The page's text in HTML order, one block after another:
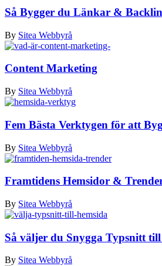
Så Bygger du Länkar &
By Sitea Webbyrå
Content Marketing
By Sitea Webbyrå
Fem Bästa Verktygen för att
By Sitea Webbyrå
Framtidens Hemsidor &
By Sitea Webbyrå
Så väljer du Snygga Typsnitt
By Sitea Webbyrå